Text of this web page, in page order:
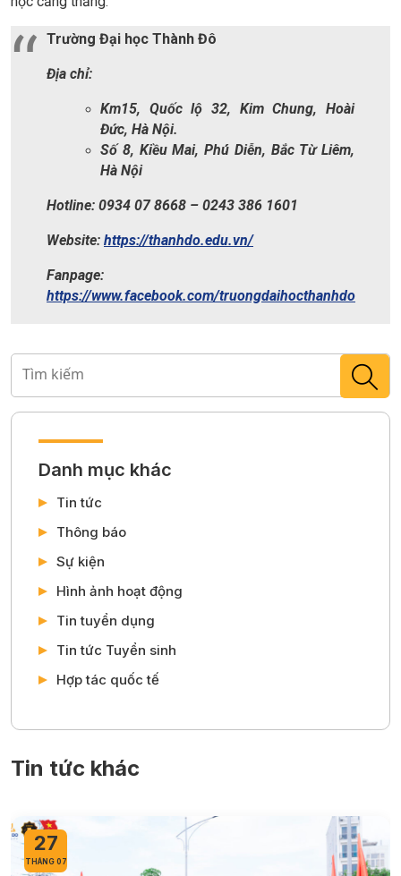
Trường Đại học Thành Đô
Địa chỉ:
Km15, Quốc lộ 32, Kim Chung, Hoài
Đức, Hà Nội.
Số 8, Kiều Mai, Phú Diễn, Bắc Từ Liêm,
Hà Nội
Hotline: 0934 07 8668 – 0243 386 1601
Website: https://thanhdo.edu.vn/
Fanpage:
https://www.facebook.com/truongdaihocthanhdo
Danh mục khác
Tin tức
Thông báo
Sự kiện
Hình ảnh hoạt động
Tin tuyển dụng
Tin tức Tuyển sinh
Hợp tác quốc tế
Tin tức khác
27
THÁNG 07